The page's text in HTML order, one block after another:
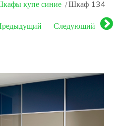
купе синие Шкаф 134
Следующий